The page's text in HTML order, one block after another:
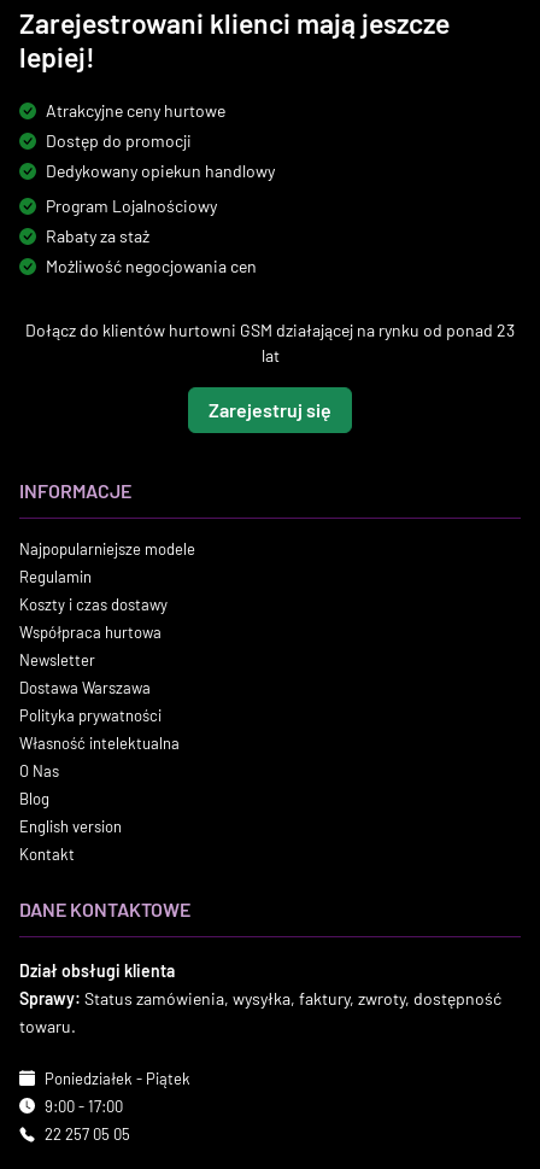
Zarejestrowani klienci mają jeszcze
lepiej!
Atrakcyjne ceny hurtowe
Dostęp do promocji
Dedykowany opiekun handlowy
Program Lojalnościowy
Rabaty za staż
Możliwość negocjowania cen
Dołącz do klientów hurtowni GSM działającej na rynku od ponad 23
lat
Zarejestruj się
INFORMACJE
Najpopularniejsze modele
Regulamin
Koszty i czas dostawy
Współpraca hurtowa
Newsletter
Dostawa Warszawa
Polityka prywatności
Własność intelektualna
O Nas
Blog
English version
Kontakt
DANE KONTAKTOWE
Dział obsługi klienta
Sprawy: Status zamówienia, wysyłka, faktury, zwroty, dostępność
towaru.
Poniedziałek - Piątek
9:00 - 17:00
22 257 05 05